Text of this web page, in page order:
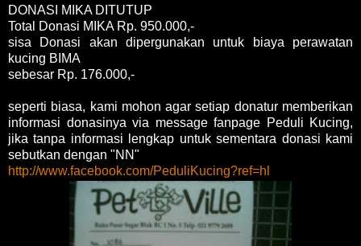
DONASI MIKA DITUTUP
Total Donasi MIKA Rp. 950.000,-
sisa Donasi akan dipergunakan untuk biaya perawatan
kucing BIMA
sebesar Rp. 176.000,-
seperti biasa, kami mohon agar setiap donatur memberikan
informasi donasinya via message fanpage Peduli Kucing,
jika tanpa informasi lengkap untuk sementara donasi kami
sebutkan dengan "NN"
http://www.facebook.com/PeduliKucing?ref=hl